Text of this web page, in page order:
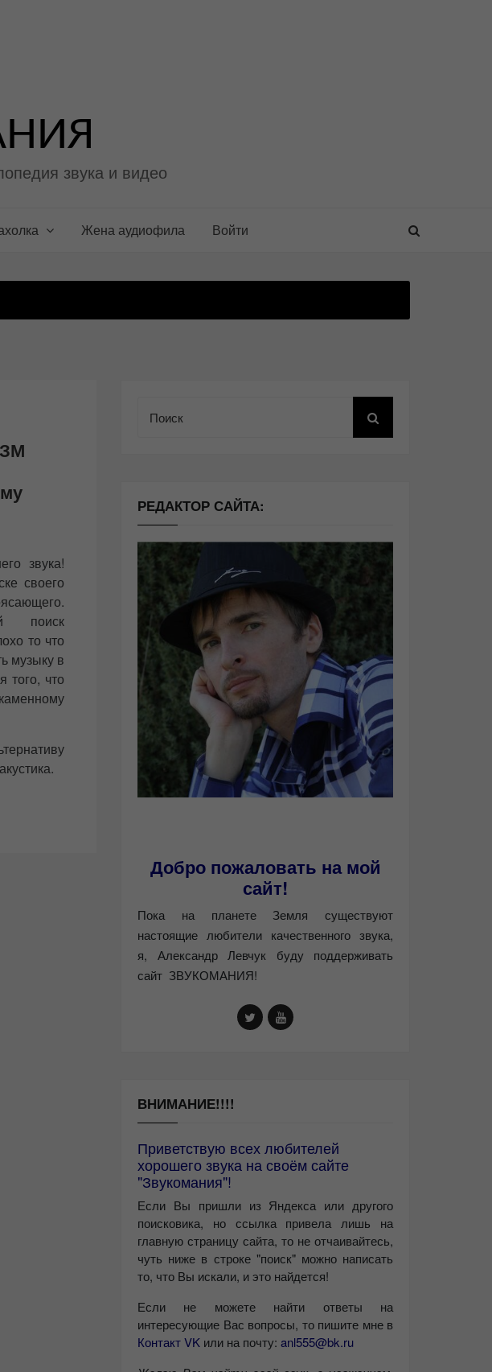
звука и видео
Жена аудиофила Войти
звука!
своего
поиск
то что
музыку в
того, что
РЕДАКТОР САЙТА:
Добро пожаловать на мой
сайт!
Пока на планете Земля существуют
настоящие любители качественного звука,
я, Александр Левчук буду поддерживать
сайт ЗВУКОМАНИЯ!
ВНИМАНИЕ!!!!
Приветствую всех любителей
хорошего звука на своём сайте
"Звукомания"!
Если Вы пришли из Яндекса или другого
поисковика, но ссылка привела лишь на
главную страницу сайта, то не отчаивайтесь,
чуть ниже в строке "поиск" можно написать
то, что Вы искали, и это найдется!
Если не можете найти ответы на
интересующие Вас вопросы, то пишите мне в
Контакт VK или на почту: anl555@bk.ru